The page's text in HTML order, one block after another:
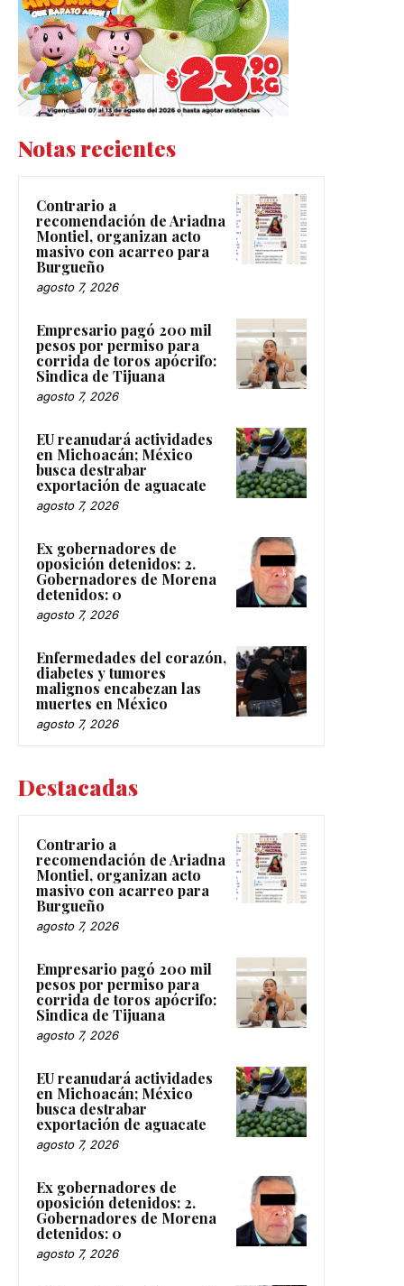
Notas recientes
Contrario a
recomendación de Ariadna
Montiel, organizan acto
masivo con acarreo para
Burgueño
agosto 7, 2026
Empresario pagó 200 mil
pesos por permiso para
corrida de toros apócrifo:
Sindica de Tijuana
agosto 7, 2026
EU reanudará actividades
en Michoacán; México
busca destrabar
exportación de aguacate
agosto 7, 2026
Ex gobernadores de
oposición detenidos: 2.
Gobernadores de Morena
detenidos: 0
agosto 7, 2026
Enfermedades del corazón,
diabetes y tumores
malignos encabezan las
muertes en México
agosto 7, 2026
Destacadas
Contrario a
recomendación de Ariadna
Montiel, organizan acto
masivo con acarreo para
Burgueño
agosto 7, 2026
Empresario pagó 200 mil
pesos por permiso para
corrida de toros apócrifo:
Sindica de Tijuana
agosto 7, 2026
EU reanudará actividades
en Michoacán; México
busca destrabar
exportación de aguacate
agosto 7, 2026
Ex gobernadores de
oposición detenidos: 2.
Gobernadores de Morena
detenidos: 0
agosto 7, 2026